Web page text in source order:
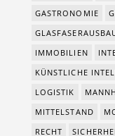
GASTRONOMIE
IMMOBILIEN
KÜNSTLICHE
LOGISTIK
MITTELSTAND
RECHT